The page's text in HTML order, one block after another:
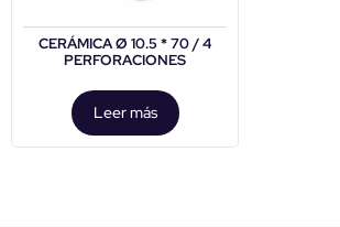
CERÁMICA Ø 10.5 * 70 / 4
PERFORACIONES
Leer más